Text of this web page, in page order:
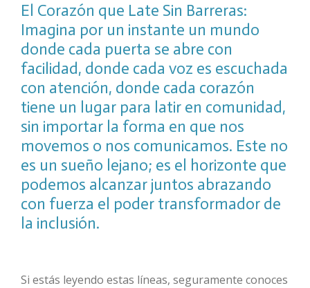
El Corazón que Late Sin Barreras:
Imagina por un instante un mundo
donde cada puerta se abre con
facilidad, donde cada voz es escuchada
con atención, donde cada corazón
tiene un lugar para latir en comunidad,
sin importar la forma en que nos
movemos o nos comunicamos. Este no
es un sueño lejano; es el horizonte que
podemos alcanzar juntos abrazando
con fuerza el poder transformador de
la inclusión.
Si estás leyendo estas líneas, seguramente conoces